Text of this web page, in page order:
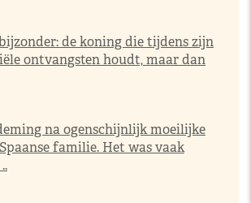
de koning die tijdens zijn
ontvangsten houdt, maar dan
na ogenschijnlijk moeilijke
familie. Het was vaak